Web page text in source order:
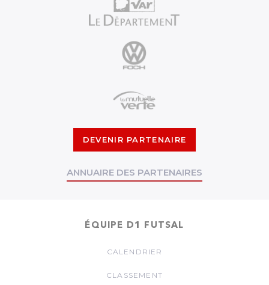
DEVENIR PARTENAIRE
ANNUAIRE DES PARTENAIRES
ÉQUIPE D1 FUTSAL
CALENDRIER
CLASSEMENT